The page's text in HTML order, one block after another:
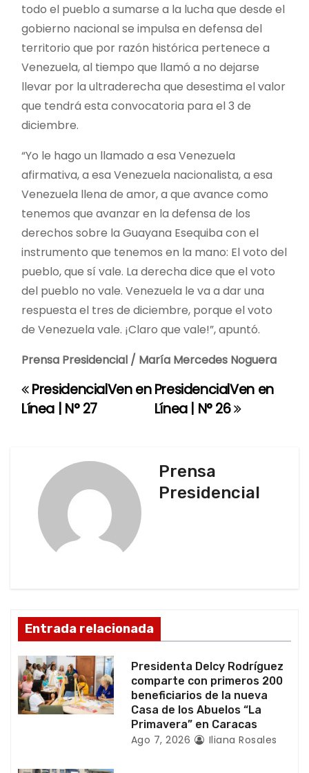
todo el pueblo a sumarse a la lucha que desde el
gobierno nacional se impulsa en defensa del
territorio que por razón histórica pertenece a
Venezuela, al tiempo que llamó a no dejarse
llevar por la ultraderecha que desestima el valor
que tendrá esta convocatoria para el 3 de
diciembre.
“Yo le hago un llamado a esa Venezuela
afirmativa, a esa Venezuela nacionalista, a esa
Venezuela llena de amor, a que avance como
tenemos que avanzar en la defensa de los
derechos sobre la Guayana Esequiba con el
instrumento que tenemos en la mano: El voto del
pueblo, que sí vale. La derecha dice que el voto
del pueblo no vale. Venezuela le va a dar una
respuesta el tres de diciembre, porque el voto
de Venezuela vale. ¡Claro que vale!”, apuntó.
Prensa Presidencial / María Mercedes Noguera
N
ó
n
d
e
PresidencialVen en
Línea | N° 26
PresidencialVen en
Línea | N° 27
Prensa
Presidencial
Entrada relacionada
Presidenta Delcy Rodríguez
comparte con primeros 200
beneficiarios de la nueva
Casa de los Abuelos “La
Primavera” en Caracas
Ago 7, 2026 Iliana Rosales